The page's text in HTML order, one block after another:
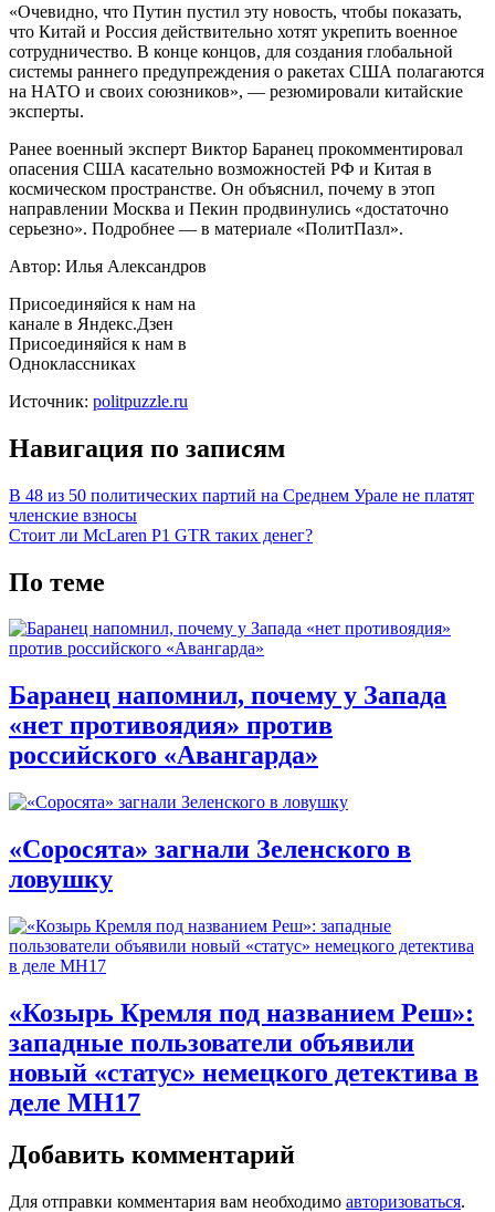
«Очевидно, что Путин пустил эту новость, чтобы показать,
что Китай и Россия действительно хотят укрепить военное
сотрудничество. В конце концов, для создания глобальной
системы раннего предупреждения о ракетах США полагаются
на НАТО и своих союзников», — резюмировали китайские
эксперты.
Ранее военный эксперт Виктор Баранец прокомментировал
опасения США касательно возможностей РФ и Китая в
космическом пространстве. Он объяснил, почему в этоп
направлении Москва и Пекин продвинулись «достаточно
серьезно». Подробнее — в материале «ПолитПазл».
Автор: Илья Александров
Присоединяйся к нам на
канале в Яндекс.Дзен
Присоединяйся к нам в
Одноклассниках
Источник: politpuzzle.ru
Навигация по записям
В 48 из 50 политических партий на Среднем Урале не платят
членские взносы
Стоит ли McLaren P1 GTR таких денег?
По теме
Баранец напомнил, почему у Запада
«нет противоядия» против
российского «Авангарда»
«Соросята» загнали Зеленского в
ловушку
«Козырь Кремля под названием Реш»:
западные пользователи объявили
новый «статус» немецкого детектива в
деле MH17
Добавить комментарий
Для отправки комментария вам необходимо авторизоваться.